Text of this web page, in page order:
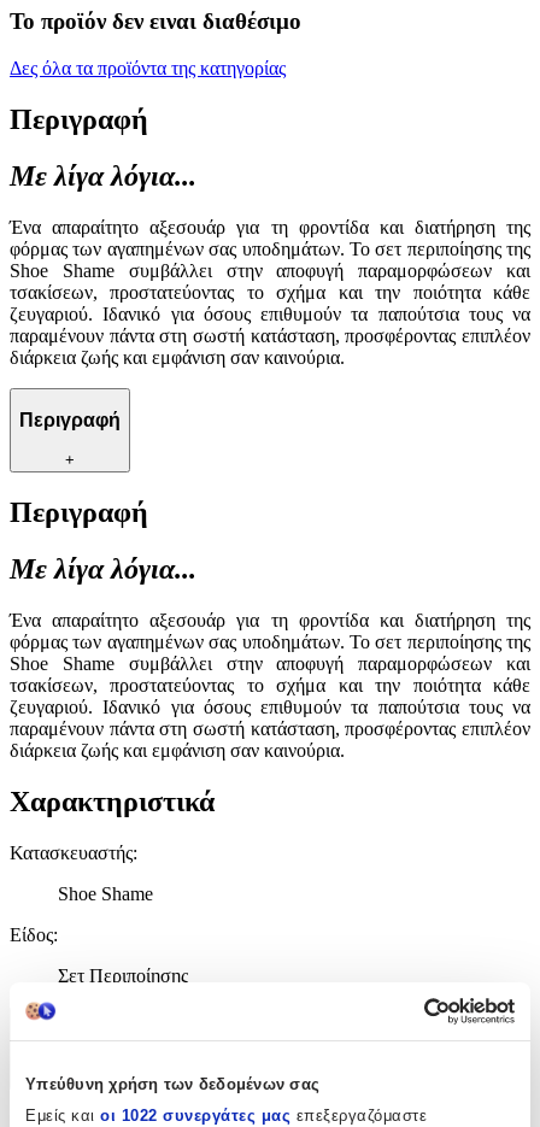
Υπεύθυνη χρήση των δεδομένων σας
Εμείς και οι 1022 συνεργάτες μας επεξεργαζόμαστε
Το προϊόν δεν ειναι διαθέσιμο
Δες όλα τα προϊόντα της κατηγορίας
Περιγραφή
Με λίγα λόγια...
Ένα απαραίτητο αξεσουάρ για τη φροντίδα και διατήρηση της
φόρμας των αγαπημένων σας υποδημάτων. Το σετ περιποίησης της
Shoe Shame συμβάλλει στην αποφυγή παραμορφώσεων και
τσακίσεων, προστατεύοντας το σχήμα και την ποιότητα κάθε
ζευγαριού. Ιδανικό για όσους επιθυμούν τα παπούτσια τους να
παραμένουν πάντα στη σωστή κατάσταση, προσφέροντας επιπλέον
διάρκεια ζωής και εμφάνιση σαν καινούρια.
Περιγραφή
+
Περιγραφή
Με λίγα λόγια...
Ένα απαραίτητο αξεσουάρ για τη φροντίδα και διατήρηση της
φόρμας των αγαπημένων σας υποδημάτων. Το σετ περιποίησης της
Shoe Shame συμβάλλει στην αποφυγή παραμορφώσεων και
τσακίσεων, προστατεύοντας το σχήμα και την ποιότητα κάθε
ζευγαριού. Ιδανικό για όσους επιθυμούν τα παπούτσια τους να
παραμένουν πάντα στη σωστή κατάσταση, προσφέροντας επιπλέον
διάρκεια ζωής και εμφάνιση σαν καινούρια.
Χαρακτηριστικά
Κατασκευαστής:
Shoe Shame
Είδος:
Σετ Περιποίησης
Χαρακτηριστικά
+